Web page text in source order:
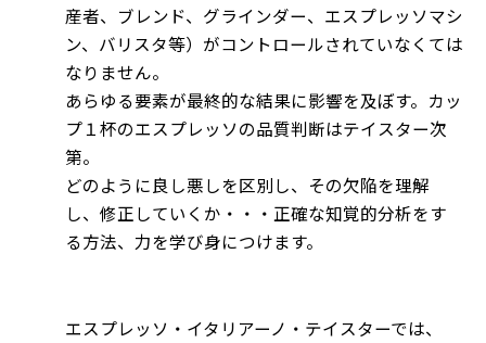
産者、ブレンド、グラインダー、エスプレッソマシ
ン、バリスタ等）がコントロールされていなくては
なりません。
あらゆる要素が最終的な結果に影響を及ぼす。カッ
プ１杯のエスプレッソの品質判断はテイスター次
第。
どのように良し悪しを区別し、その欠陥を理解
し、修正していくか・・・正確な知覚的分析をす
る方法、力を学び身につけます。
エスプレッソ・イタリアーノ・テイスターでは、